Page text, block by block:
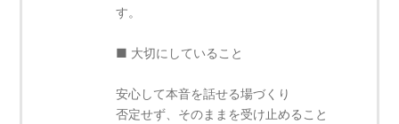
す。
■ 大切にしていること
安心して本音を話せる場づくり
否定せず、そのままを受け止めること